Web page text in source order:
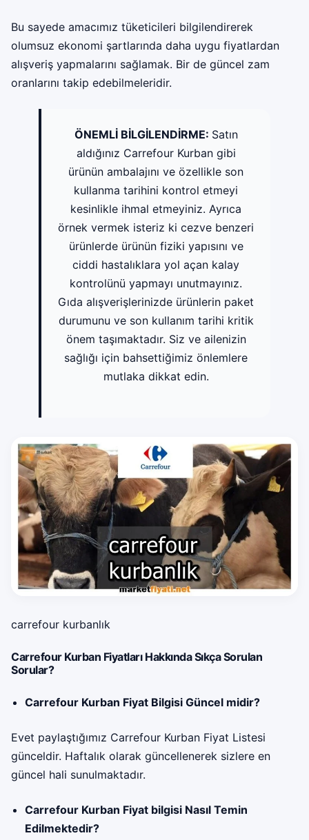
Bu sayede amacımız tüketicileri bilgilendirerek
olumsuz ekonomi şartlarında daha uygu fiyatlardan
alışveriş yapmalarını sağlamak. Bir de güncel zam
oranlarını takip edebilmeleridir.
ÖNEMLİ BİLGİLENDİRME: Satın
aldığınız Carrefour Kurban gibi
ürünün ambalajını ve özellikle son
kullanma tarihini kontrol etmeyi
kesinlikle ihmal etmeyiniz. Ayrıca
örnek vermek isteriz ki cezve benzeri
ürünlerde ürünün fiziki yapısını ve
ciddi hastalıklara yol açan kalay
kontrolünü yapmayı unutmayınız.
Gıda alışverişlerinizde ürünlerin paket
durumunu ve son kullanım tarihi kritik
önem taşımaktadır. Siz ve ailenizin
sağlığı için bahsettiğimiz önlemlere
mutlaka dikkat edin.
carrefour kurbanlık
Carrefour Kurban Fiyatları Hakkında Sıkça Sorulan
Sorular?
Carrefour Kurban Fiyat Bilgisi Güncel midir?
Evet paylaştığımız Carrefour Kurban Fiyat Listesi
günceldir. Haftalık olarak güncellenerek sizlere en
güncel hali sunulmaktadır.
Carrefour Kurban Fiyat bilgisi Nasıl Temin
Edilmektedir?